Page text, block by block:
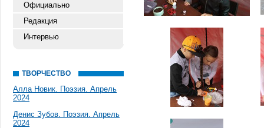
Официально
Редакция
Интервью
ТВОРЧЕСТВО
Алла Новик. Поэзия. Апрель
2024
Денис Зубов. Поэзия. Апрель
2024